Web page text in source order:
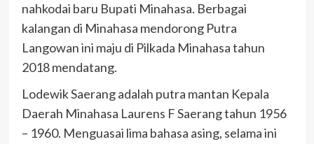
nahkodai baru Bupati Minahasa. Berbagai
kalangan di Minahasa mendorong Putra
Langowan ini maju di Pilkada Minahasa tahun
2018 mendatang.
Lodewik Saerang adalah putra mantan Kepala
Daerah Minahasa Laurens F Saerang tahun 1956
– 1960. Menguasai lima bahasa asing, selama ini